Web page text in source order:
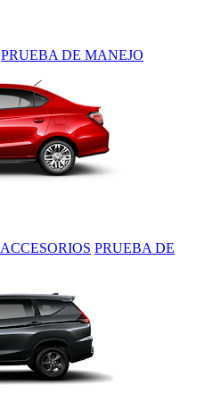
PRUEBA DE MANEJO
ACCESORIOS PRUEBA DE